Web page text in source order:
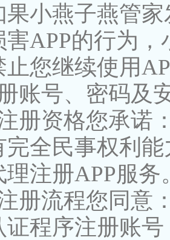
果小燕子燕管
害APP的行为
止您继续使用
账号、密码及
注册资格您承
完全民事权利
理注册APP服务
注册流程您同
证程序注册账